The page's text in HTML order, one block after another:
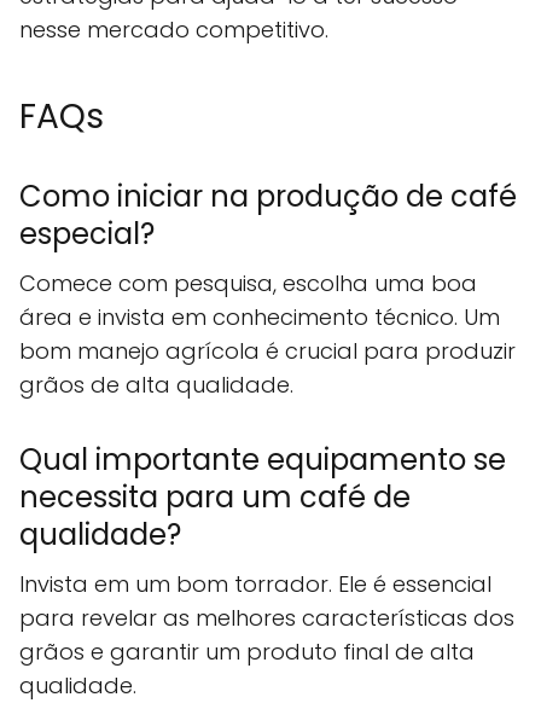
nesse mercado competitivo.
FAQs
Como iniciar na produção de café
especial?
Comece com pesquisa, escolha uma boa
área e invista em conhecimento técnico. Um
bom manejo agrícola é crucial para produzir
grãos de alta qualidade.
Qual importante equipamento se
necessita para um café de
qualidade?
Invista em um bom torrador. Ele é essencial
para revelar as melhores características dos
grãos e garantir um produto final de alta
qualidade.